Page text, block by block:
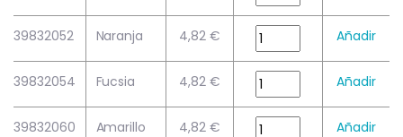
39832052 Naranja 4,82 € Añadir
39832054 Fucsia 4,82 € Añadir
39832060 Amarillo 4,82 € Añadir